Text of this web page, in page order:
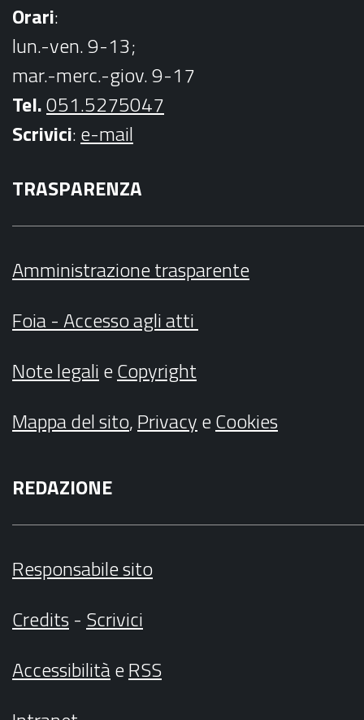
Orari:
lun.-ven. 9-13;
mar.-merc.-giov. 9-17
Tel.051.5275047
Scrivici:e-mail
TRASPARENZA
Amministrazione trasparente
Foia - Accesso agli atti
Note legalieCopyright
Mappa del sito,PrivacyeCookies
REDAZIONE
Responsabile sito
Credits- Scrivici
AccessibilitàeRSS